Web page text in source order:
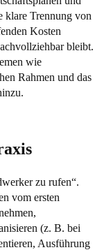
klare Trennung von
Kosten
bleibt.
wie
Rahmen und das
zu rufen“.
vom ersten
(z. B. bei
Ausführung